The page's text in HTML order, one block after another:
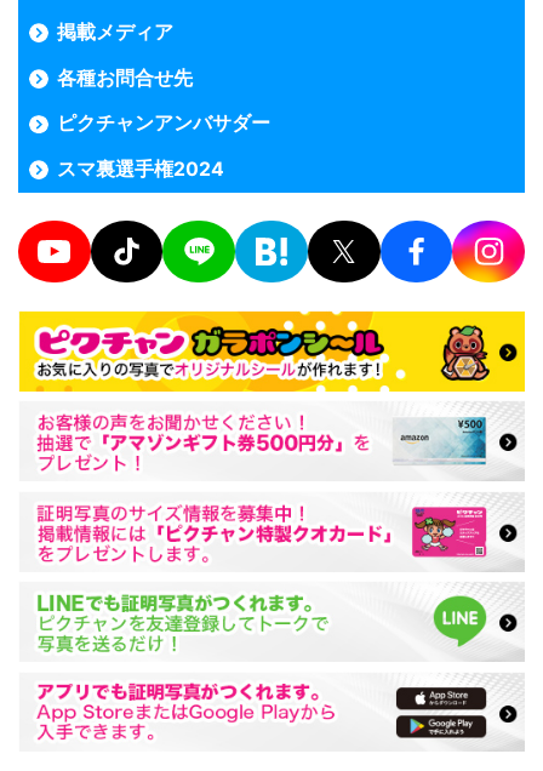
掲載メディア
各種お問合せ先
ピクチャンアンバサダー
スマ裏選手権2024